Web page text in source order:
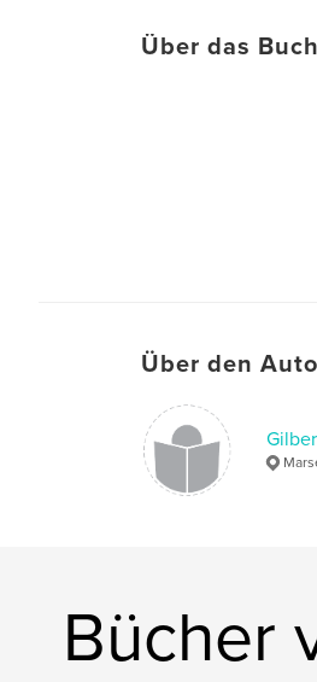
Über das Buch
Über den
Bücher